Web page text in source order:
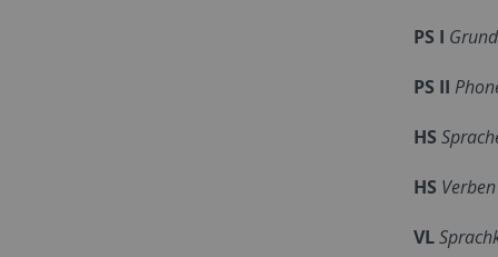
PS I
PS II
HS
HS
VL